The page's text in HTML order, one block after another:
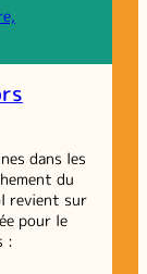
dans les
du
revient sur
pour le
: